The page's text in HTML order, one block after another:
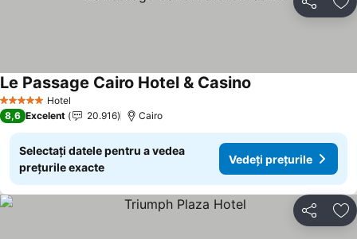
Distribuiți
5 Stele Hotel
Le Passage Cairo Hotel & Casino
8,6 Excelent 20.916 Cairo
Selectați datele pentru a vedea
prețurile exacte
Vedeți prețurile
Distribuiți